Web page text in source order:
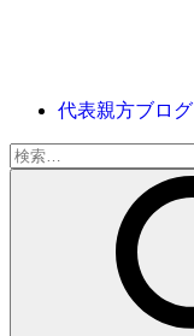
代表親方ブログ
検
索: